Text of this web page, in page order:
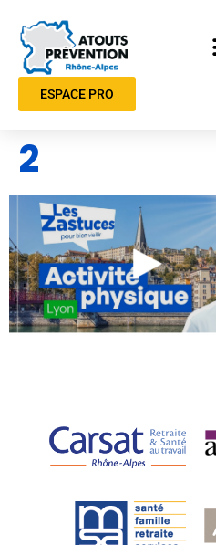
ESPACE PRO
2